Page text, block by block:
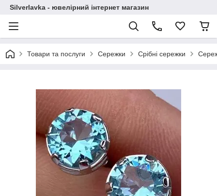
Silverlavka - ювелірний інтернет магазин
Товари та послуги Сережки Срібні сережки